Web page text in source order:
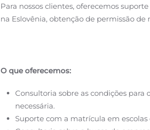
Para nossos clientes, oferecemos
na Eslovênia, obtenção de permissão
O que oferecemos:
Consultoria sobre as condições
necessária.
Suporte com a matrícula em